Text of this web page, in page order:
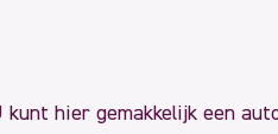
hier gemakkelijk een